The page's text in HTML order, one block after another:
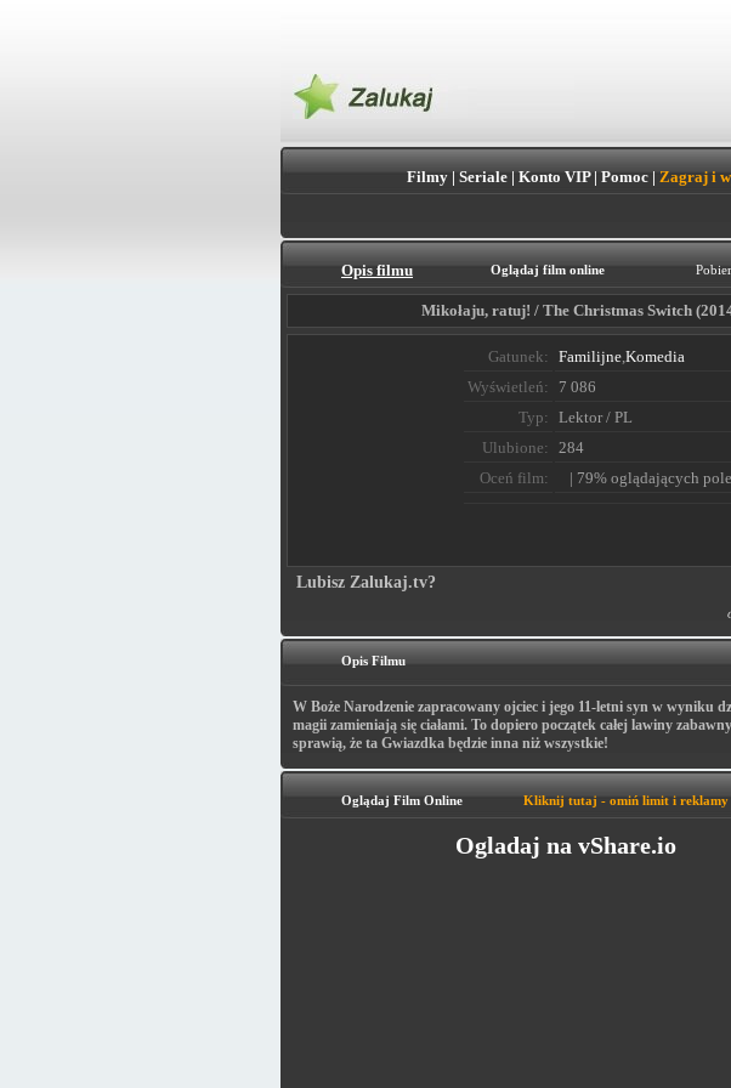
Filmy| Seriale| Konto VIP| Pomoc| Zagraj i
Opis filmu Oglądaj film online
Mikołaju, ratuj! / The Christmas Switch
Gatunek: Familijne,Komedia
Wyświetleń:
7 086
Typ:
Lektor / PL
Ulubione:
284
Oceń film:
| 79% oglądających
Lubisz Zalukaj.tv?
Opis Filmu
W Boże Narodzenie zapracowany ojciec i jego 11-letni syn w wyniku
magii zamieniają się ciałami. To dopiero początek całej lawiny
sprawią, że ta Gwiazdka będzie inna niż wszystkie!
Oglądaj Film Online Kliknij tutaj - omiń limit i reklamy
Ogladaj na vShare.io